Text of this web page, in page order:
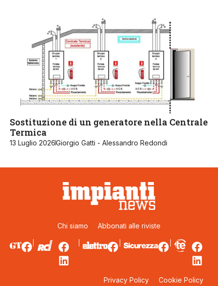
Sostituzione di un generatore nella Centrale
Termica
13 Luglio 2026Giorgio Gatti - Alessandro Redondi
Chi siamo Abbonati alle riviste
Privacy Policy Cookie Policy